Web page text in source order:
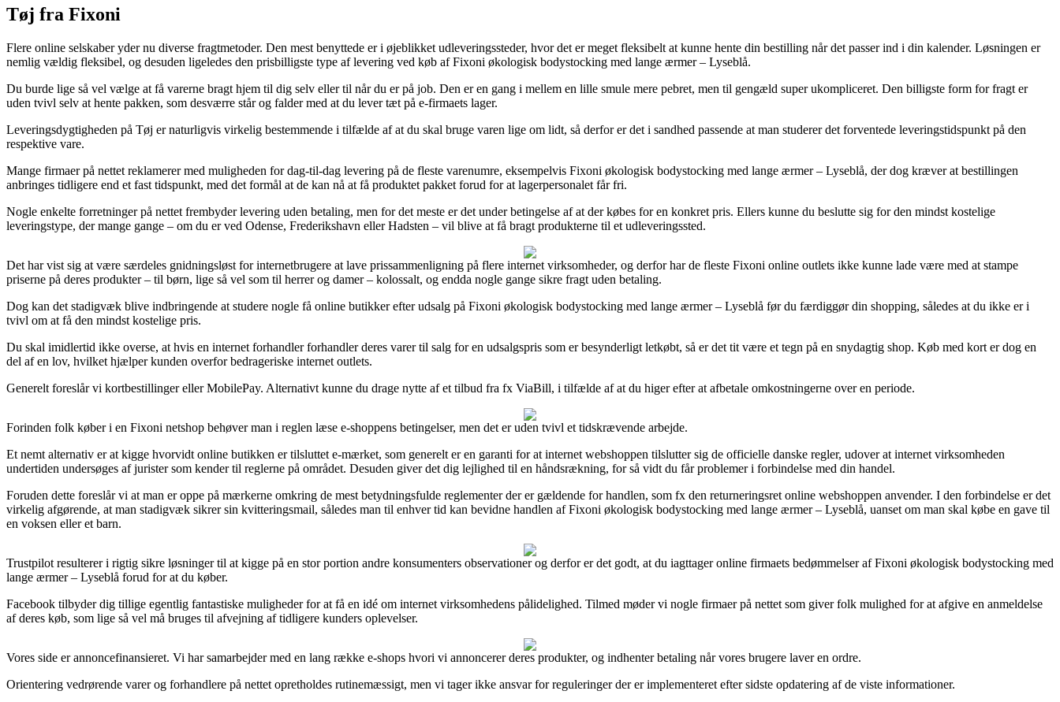
Tøj fra Fixoni
Flere online selskaber yder nu diverse fragtmetoder. Den mest benyttede er i øjeblikket udleveringssteder, hvor det er meget fleksibelt at kunne hente din bestilling når det passer ind i din kalender. Løsningen er
nemlig vældig fleksibel, og desuden ligeledes den prisbilligste type af levering ved køb af Fixoni økologisk bodystocking med lange ærmer – Lyseblå.
Du burde lige så vel vælge at få varerne bragt hjem til dig selv eller til når du er på job. Den er en gang i mellem en lille smule mere pebret, men til gengæld super ukompliceret. Den billigste form for fragt er
uden tvivl selv at hente pakken, som desværre står og falder med at du lever tæt på e-firmaets lager.
Leveringsdygtigheden på Tøj er naturligvis virkelig bestemmende i tilfælde af at du skal bruge varen lige om lidt, så derfor er det i sandhed passende at man studerer det forventede leveringstidspunkt på den
respektive vare.
Mange firmaer på nettet reklamerer med muligheden for dag-til-dag levering på de fleste varenumre, eksempelvis Fixoni økologisk bodystocking med lange ærmer – Lyseblå, der dog kræver at bestillingen
anbringes tidligere end et fast tidspunkt, med det formål at de kan nå at få produktet pakket forud for at lagerpersonalet får fri.
Nogle enkelte forretninger på nettet frembyder levering uden betaling, men for det meste er det under betingelse af at der købes for en konkret pris. Ellers kunne du beslutte sig for den mindst kostelige
leveringstype, der mange gange – om du er ved Odense, Frederikshavn eller Hadsten – vil blive at få bragt produkterne til et udleveringssted.
Det har vist sig at være særdeles gnidningsløst for internetbrugere at lave prissammenligning på flere internet virksomheder, og derfor har de fleste Fixoni online outlets ikke kunne lade være med at stampe
priserne på deres produkter – til børn, lige så vel som til herrer og damer – kolossalt, og endda nogle gange sikre fragt uden betaling.
Dog kan det stadigvæk blive indbringende at studere nogle få online butikker efter udsalg på Fixoni økologisk bodystocking med lange ærmer – Lyseblå før du færdiggør din shopping, således at du ikke er i
tvivl om at få den mindst kostelige pris.
Du skal imidlertid ikke overse, at hvis en internet forhandler forhandler deres varer til salg for en udsalgspris som er besynderligt letkøbt, så er det tit være et tegn på en snydagtig shop. Køb med kort er dog en
del af en lov, hvilket hjælper kunden overfor bedrageriske internet outlets.
Generelt foreslår vi kortbestillinger eller MobilePay. Alternativt kunne du drage nytte af et tilbud fra fx ViaBill, i tilfælde af at du higer efter at afbetale omkostningerne over en periode.
Forinden folk køber i en Fixoni netshop behøver man i reglen læse e-shoppens betingelser, men det er uden tvivl et tidskrævende arbejde.
Et nemt alternativ er at kigge hvorvidt online butikken er tilsluttet e-mærket, som generelt er en garanti for at internet webshoppen tilslutter sig de officielle danske regler, udover at internet virksomheden
undertiden undersøges af jurister som kender til reglerne på området. Desuden giver det dig lejlighed til en håndsrækning, for så vidt du får problemer i forbindelse med din handel.
Foruden dette foreslår vi at man er oppe på mærkerne omkring de mest betydningsfulde reglementer der er gældende for handlen, som fx den returneringsret online webshoppen anvender. I den forbindelse er det
virkelig afgørende, at man stadigvæk sikrer sin kvitteringsmail, således man til enhver tid kan bevidne handlen af Fixoni økologisk bodystocking med lange ærmer – Lyseblå, uanset om man skal købe en gave til
en voksen eller et barn.
Trustpilot resulterer i rigtig sikre løsninger til at kigge på en stor portion andre konsumenters observationer og derfor er det godt, at du iagttager online firmaets bedømmelser af Fixoni økologisk bodystocking med
lange ærmer – Lyseblå forud for at du køber.
Facebook tilbyder dig tillige egentlig fantastiske muligheder for at få en idé om internet virksomhedens pålidelighed. Tilmed møder vi nogle firmaer på nettet som giver folk mulighed for at afgive en anmeldelse
af deres køb, som lige så vel må bruges til afvejning af tidligere kunders oplevelser.
Vores side er annoncefinansieret. Vi har samarbejder med en lang række e-shops hvori vi annoncerer deres produkter, og indhenter betaling når vores brugere laver en ordre.
Orientering vedrørende varer og forhandlere på nettet opretholdes rutinemæssigt, men vi tager ikke ansvar for reguleringer der er implementeret efter sidste opdatering af de viste informationer.